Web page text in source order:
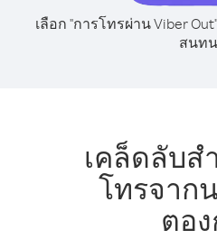
เลือก "การโทรผ่าน Viber
สนท
เคล็ดลับส
โทรจาก
ตอ